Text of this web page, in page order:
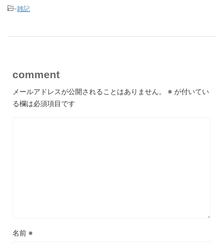
-雑記
comment
メールアドレスが公開されることはありません。 ※ が付いてい
る欄は必須項目です
名前 ※